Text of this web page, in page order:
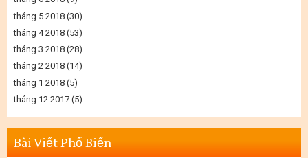
tháng 5 2018 (30)
tháng 4 2018 (53)
tháng 3 2018 (28)
tháng 2 2018 (14)
tháng 1 2018 (5)
tháng 12 2017 (5)
Bài Viết Phổ Biến